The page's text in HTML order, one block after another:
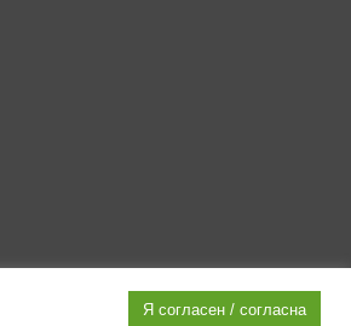
Я согласен / согласна